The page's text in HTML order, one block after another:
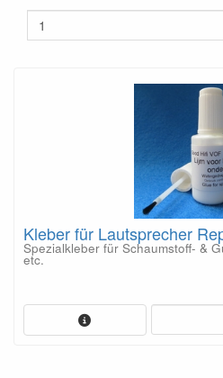
Kleber für Lautsprecher
Spezialkleber für Schaumstoff- &
etc.